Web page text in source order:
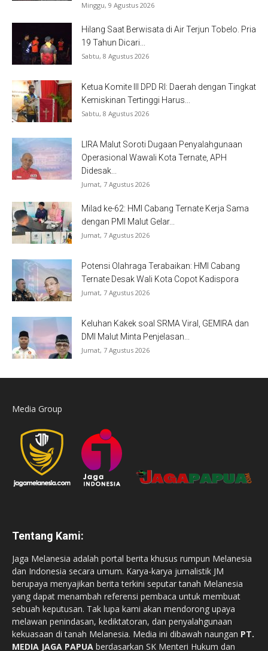
Minggu, 9 Agustus 2026
Hilang Saat Berwisata di Air Terjun Tobelo. Pria
19 Tahun Dicari...
Sabtu, 8 Agustus 2026
Ketua Komite III DPD RI: Daerah dengan Tingkat
Kemiskinan Tertinggi Harus...
Sabtu, 8 Agustus 2026
LIRA Malut Soroti Dugaan Penyalahgunaan
Operasional Wawali Kota Ternate, APH
Didesak...
Jumat, 7 Agustus 2026
Milad ke-62: HMI Cabang Ternate Kerja Sama
dengan PMI Malut Gelar...
Jumat, 7 Agustus 2026
Potensi Olahraga Terabaikan: HMI Cabang
Ternate Desak Wali Kota Copot Kadispora
Jumat, 7 Agustus 2026
Keluhan Kakek soal SRMA Viral, GEMIRA dan
DMI Malut Minta Penjelasan...
Jumat, 7 Agustus 2026
Media Group
Tentang Kami:
Jaga Melanesia adalah portal berita khusus rumpun Melanesia
dan Indonesia secara umum. Karya-karya jurnalistik JM
berupaya menyajikan berita terkini seputar tanah Melanesia
yang dapat menambah referensi pembaca untuk membuat
sebuah keputusan. Tak lupa kami akan mendorong upaya
melawan penindasan, kediktatoran, dan penyalahgunaan
kekuasaan di tanah Melanesia. Media ini dibawah naungan PT.
MEDIA JAGA PAPUA berdasarkan SK Menteri Hukum dan